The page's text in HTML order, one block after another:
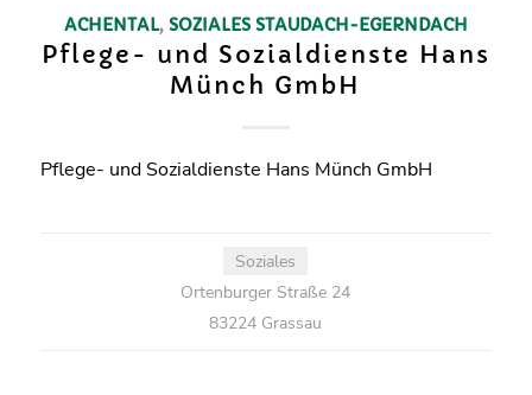
ACHENTAL, SOZIALES STAUDACH-EGERNDACH
Pflege- und Sozialdienste Hans
Münch GmbH
Pflege- und Sozialdienste Hans Münch GmbH
Soziales
Ortenburger Straße 24
83224 Grassau